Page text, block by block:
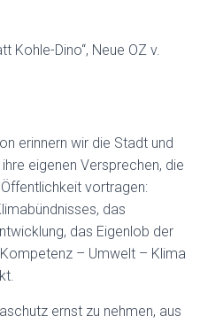
Kohle-Dino“, Neue OZ v.
erinnern wir die Stadt und
eigenen Versprechen, die
vortragen:
das
das Eigenlob der
– Umwelt – Klima
ernst zu nehmen, aus